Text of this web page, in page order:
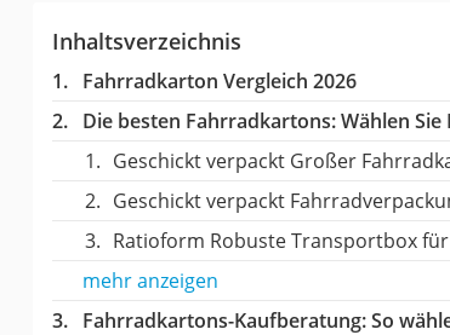
Inhaltsverzeichnis
Fahrradkarton Vergleich 2026
Die besten Fahrradkartons:Wählen Sie
Geschickt verpackt Großer
Geschickt verpackt
Ratioform Robuste Transportbox
mehr anzeigen
Fahrradkartons-Kaufberatung: So